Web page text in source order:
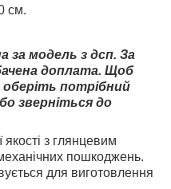
см.
за модель з дсп. За
доплата. Щоб
оберіть потрібний
зверніться до
з глянцевим
пошкоджень.
для виготовлення